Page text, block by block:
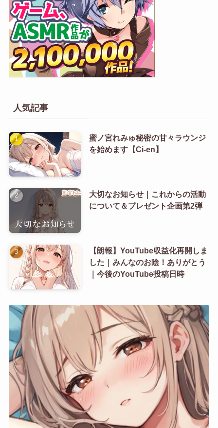
人気記事
蜜ノ宮れみゅ秘密の甘々ラウンジ
を始めます【Ci-en】
大切なお知らせ｜これからの活動
について＆プレゼント企画第2弾
【朗報】YouTube収益化再開しま
した｜みんなのお陰！ありがとう
｜今後のYouTube投稿日時